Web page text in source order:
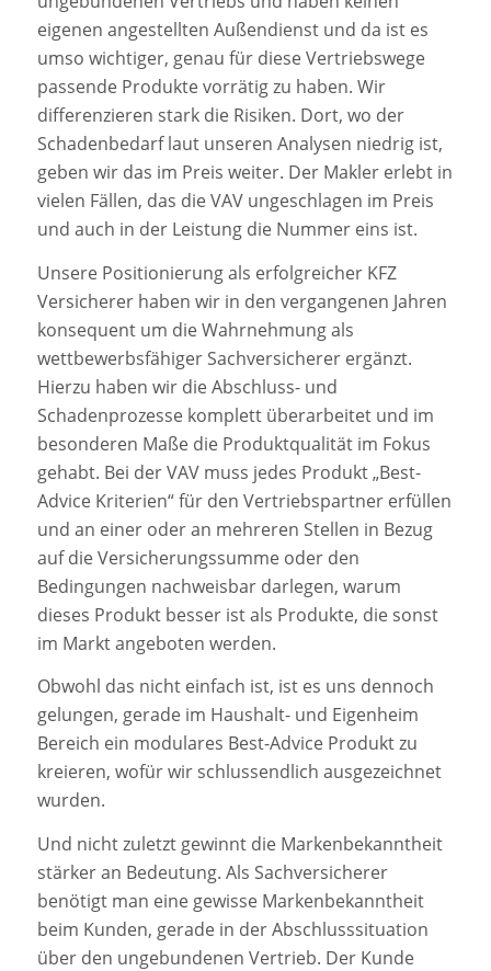
eigenen angestellten Außendienst und da ist es
umso wichtiger, genau für diese Vertriebswege
passende Produkte vorrätig zu haben. Wir
differenzieren stark die Risiken. Dort, wo der
Schadenbedarf laut unseren Analysen niedrig ist,
geben wir das im Preis weiter. Der Makler erlebt in
vielen Fällen, das die VAV ungeschlagen im Preis
und auch in der Leistung die Nummer eins ist.
Unsere Positionierung als erfolgreicher KFZ
Versicherer haben wir in den vergangenen Jahren
konsequent um die Wahrnehmung als
wettbewerbsfähiger Sachversicherer ergänzt.
Hierzu haben wir die Abschluss- und
Schadenprozesse komplett überarbeitet und im
besonderen Maße die Produktqualität im Fokus
gehabt. Bei der VAV muss jedes Produkt „Best-
Advice Kriterien“ für den Vertriebspartner erfüllen
und an einer oder an mehreren Stellen in Bezug
auf die Versicherungssumme oder den
Bedingungen nachweisbar darlegen, warum
dieses Produkt besser ist als Produkte, die sonst
im Markt angeboten werden.
Obwohl das nicht einfach ist, ist es uns dennoch
gelungen, gerade im Haushalt- und Eigenheim
Bereich ein modulares Best-Advice Produkt zu
kreieren, wofür wir schlussendlich ausgezeichnet
wurden.
Und nicht zuletzt gewinnt die Markenbekanntheit
stärker an Bedeutung. Als Sachversicherer
benötigt man eine gewisse Markenbekanntheit
beim Kunden, gerade in der Abschlusssituation
über den ungebundenen Vertrieb. Der Kunde